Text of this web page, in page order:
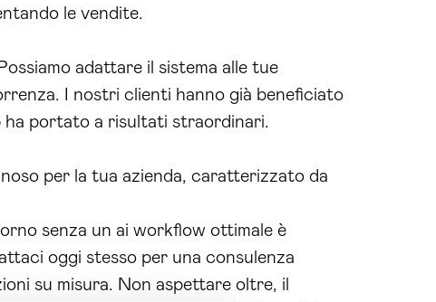
le vendite.
adattare il sistema alle tue
I nostri clienti hanno già beneficiato
ha portato a risultati straordinari.
per la tua azienda, caratterizzato da
senza un ai workflow ottimale è
oggi stesso per una consulenza
su misura. Non aspettare oltre, il